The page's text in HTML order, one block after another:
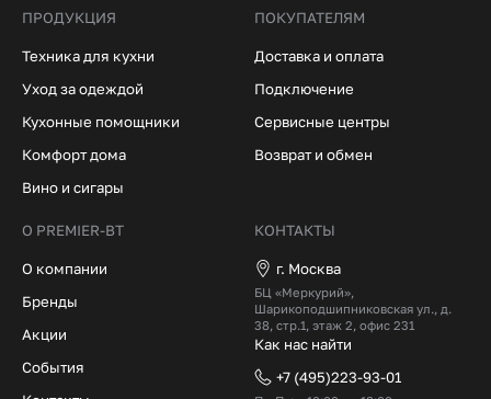
ПРОДУКЦИЯ
Техника для кухни
Уход за одеждой
Кухонные помощники
Комфорт дома
Вино и сигары
ПОКУПАТЕЛЯМ
Доставка и оплата
Подключение
Сервисные центры
Возврат и обмен
О PREMIER-BT
О компании
Бренды
Акции
События
КОНТАКТЫ
г. Москва
БЦ «Меркурий»,
Шарикоподшипниковская ул., д.
38, стр.1, этаж 2, офис 231
Как нас найти
+7 (495)223-93-01